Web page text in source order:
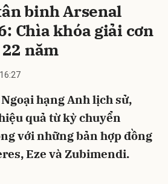
binh Arsenal
Chìa khóa giải cơn
năm
hạng Anh lịch sử,
quả từ kỳ chuyển
với những bản hợp đồng
Eze và Zubimendi.
Hủy Gửi